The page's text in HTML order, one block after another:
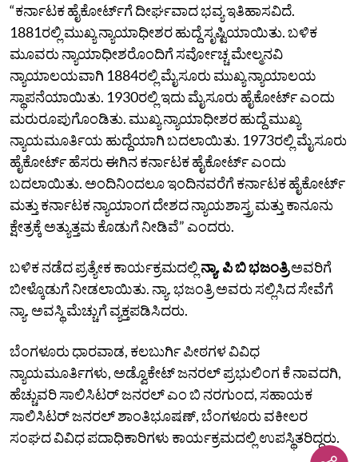
“ಕರ್ನಾಟಕ ಹೈಕೋರ್ಟ್‌ಗೆ ದೀರ್ಘವಾದ ಭವ್ಯ ಇತಿಹಾಸವಿದೆ.
1881ರಲ್ಲಿ ಮುಖ್ಯ ನ್ಯಾಯಾಧೀಶರ ಹುದ್ದೆ ಸೃಷ್ಟಿಯಾಯಿತು. ಬಳಿಕ
ಮೂವರು ನ್ಯಾಯಾಧೀಶರೊಂದಿಗೆ ಸರ್ವೋಚ್ಚ ಮೇಲ್ಮನವಿ
ನ್ಯಾಯಾಲಯವಾಗಿ 1884ರಲ್ಲಿ ಮೈಸೂರು ಮುಖ್ಯ ನ್ಯಾಯಾಲಯ
ಸ್ಥಾಪನೆಯಾಯಿತು. 1930ರಲ್ಲಿ ಇದು ಮೈಸೂರು ಹೈಕೋರ್ಟ್‌ ಎಂದು
ಮರುರೂಪುಗೊಂಡಿತು. ಮುಖ್ಯ ನ್ಯಾಯಾಧೀಶರ ಹುದ್ದೆ ಮುಖ್ಯ
ನ್ಯಾಯಮೂರ್ತಿಯ ಹುದ್ದೆಯಾಗಿ ಬದಲಾಯಿತು. 1973ರಲ್ಲಿ ಮೈಸೂರು
ಹೈಕೋರ್ಟ್‌ ಹೆಸರು ಈಗಿನ ಕರ್ನಾಟಕ ಹೈಕೋರ್ಟ್‌ ಎಂದು
ಬದಲಾಯಿತು. ಅಂದಿನಿಂದಲೂ ಇಂದಿನವರೆಗೆ ಕರ್ನಾಟಕ ಹೈಕೋರ್ಟ್‌
ಮತ್ತು ಕರ್ನಾಟಕ ನ್ಯಾಯಾಂಗ ದೇಶದ ನ್ಯಾಯಶಾಸ್ತ್ರ ಮತ್ತು ಕಾನೂನು
ಕ್ಷೇತ್ರಕ್ಕೆ ಅತ್ಯುತ್ತಮ ಕೊಡುಗೆ ನೀಡಿವೆ” ಎಂದರು.
ಬಳಿಕ ನಡೆದ ಪ್ರತ್ಯೇಕ ಕಾರ್ಯಕ್ರಮದಲ್ಲಿ ನ್ಯಾ. ಪಿ ಬಿ ಭಜಂತ್ರಿಅವರಿಗೆ
ಬೀಳ್ಕೊಡುಗೆ ನೀಡಲಾಯಿತು. ನ್ಯಾ. ಭಜಂತ್ರಿ ಅವರು ಸಲ್ಲಿಸಿದ ಸೇವೆಗೆ
ನ್ಯಾ. ಅವಸ್ಥಿ ಮೆಚ್ಚುಗೆ ವ್ಯಕ್ತಪಡಿಸಿದರು.
ಬೆಂಗಳೂರು ಧಾರವಾಡ, ಕಲಬುರ್ಗಿ ಪೀಠಗಳ ವಿವಿಧ
ನ್ಯಾಯಮೂರ್ತಿಗಳು, ಅಡ್ವೊಕೇಟ್‌ ಜನರಲ್‌ ಪ್ರಭುಲಿಂಗ ಕೆ ನಾವದಗಿ,
ಹೆಚ್ಚುವರಿ ಸಾಲಿಸಿಟರ್‌ ಜನರಲ್‌ ಎಂ ಬಿ ನರಗುಂದ, ಸಹಾಯಕ
ಸಾಲಿಸಿಟರ್‌ ಜನರಲ್‌ ಶಾಂತಿಭೂಷಣ್‌, ಬೆಂಗಳೂರು ವಕೀಲರ
ಸಂಘದ ವಿವಿಧ ಪದಾಧಿಕಾರಿಗಳು ಕಾರ್ಯಕ್ರಮದಲ್ಲಿ ಉಪಸ್ಥಿತರಿದ್ದರು.